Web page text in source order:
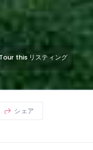
Tour this リスティング
シェア